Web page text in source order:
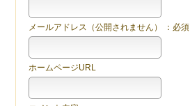
メールアドレス（公開されません） ：必須
ホームページURL